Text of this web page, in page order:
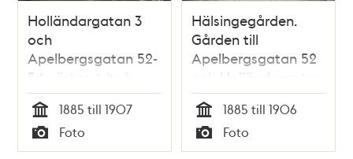
Holländargatan 3
och
Apelbergsgatan 52-
54 västerut (t.v.).
Hälsingegården
Tid
1885 till 1907
Typ
Foto
Hälsingegården.
Gården till
Apelbergsgatan 52
och Holländargatan
3. Revs 1906
Tid
1885 till 1906
Typ
Foto